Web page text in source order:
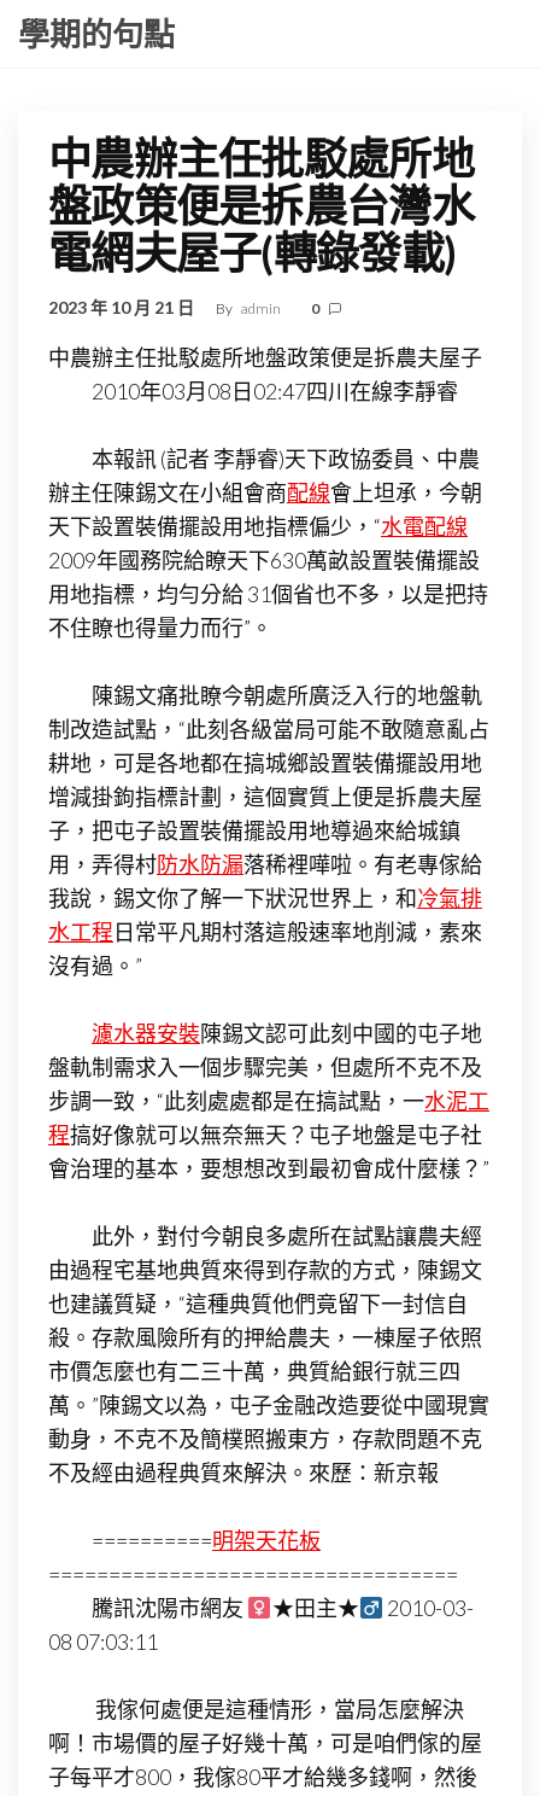
Skip學期的句點
中農辦主任批駁處所地
盤政策便是拆農台灣水
電網夫屋子(轉錄發載)
2023 年 10 月 21 日 By admin 0
中農辦主任批駁處所地盤政策便是拆農夫屋子
2010年03月08日02:47四川在線李靜睿
本報訊 (記者 李靜睿)天下政協委員、中農
辦主任陳錫文在小組會商配線會上坦承，今朝
天下設置裝備擺設用地指標偏少，“水電配線
2009年國務院給瞭天下630萬畝設置裝備擺設
用地指標，均勻分給 31個省也不多，以是把持
不住瞭也得量力而行”。
陳錫文痛批瞭今朝處所廣泛入行的地盤軌
制改造試點，“此刻各級當局可能不敢隨意亂占
耕地，可是各地都在搞城鄉設置裝備擺設用地
增減掛鉤指標計劃，這個實質上便是拆農夫屋
子，把屯子設置裝備擺設用地導過來給城鎮
用，弄得村防水防漏落稀裡嘩啦。有老專傢給
我說，錫文你了解一下狀況世界上，和冷氣排
水工程日常平凡期村落這般速率地削減，素來
沒有過。”
濾水器安裝陳錫文認可此刻中國的屯子地
盤軌制需求入一個步驟完美，但處所不克不及
步調一致，“此刻處處都是在搞試點，一水泥工
程搞好像就可以無奈無天？屯子地盤是屯子社
會治理的基本，要想想改到最初會成什麼樣？”
此外，對付今朝良多處所在試點讓農夫經
由過程宅基地典質來得到存款的方式，陳錫文
也建議質疑，“這種典質他們竟留下一封信自
殺。存款風險所有的押給農夫，一棟屋子依照
市價怎麼也有二三十萬，典質給銀行就三四
萬。”陳錫文以為，屯子金融改造要從中國現實
動身，不克不及簡樸照搬東方，存款問題不克
不及經由過程典質來解決。來歷：新京報
==========明架天花板
==================================
騰訊沈陽市網友
★田主★
2010-03-
08 07:03:11
我傢何處便是這種情形，當局怎麼解決
啊！市場價的屋子好幾十萬，可是咱們傢的屋
子每平才800，我傢80平才給幾多錢啊，然後